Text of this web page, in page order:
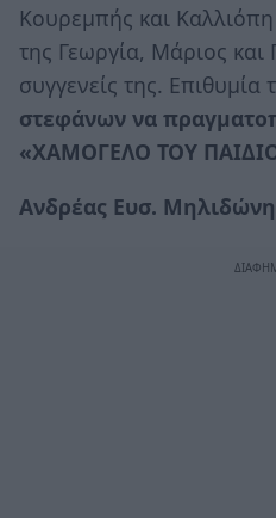
Κουρεμπής και
της Γεωργία, Μάριος και
συγγενείς της. Επιθυμία
στεφάνων να
«ΧΑΜΟΓΕΛΟ ΤΟΥ
Ανδρέας Ευσ.